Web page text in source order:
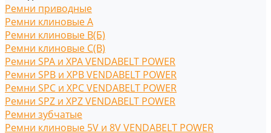
Ремни приводные
Ремни клиновые A
Ремни клиновые В(Б)
Ремни клиновые С(B)
Ремни SPA и XPA VENDABELT POWER
Ремни SPB и XPB VENDABELT POWER
Ремни SPC и XPC VENDABELT POWER
Ремни SPZ и XPZ VENDABELT POWER
Ремни зубчатые
Ремни клиновые 5V и 8V VENDABELT POWER